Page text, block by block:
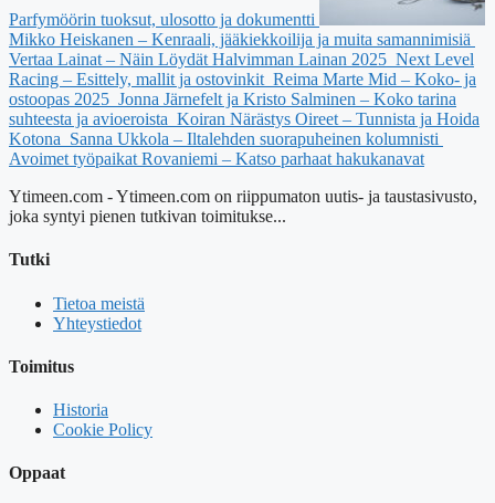
Parfymöörin tuoksut, ulosotto ja dokumentti
Mikko Heiskanen – Kenraali, jääkiekkoilija ja muita samannimisiä
Vertaa Lainat – Näin Löydät Halvimman Lainan 2025 Next Level
Racing – Esittely, mallit ja ostovinkit Reima Marte Mid – Koko- ja
ostoopas 2025 Jonna Järnefelt ja Kristo Salminen – Koko tarina
suhteesta ja avioeroista Koiran Närästys Oireet – Tunnista ja Hoida
Kotona Sanna Ukkola – Iltalehden suorapuheinen kolumnisti
Avoimet työpaikat Rovaniemi – Katso parhaat hakukanavat
Ytimeen.com - Ytimeen.com on riippumaton uutis- ja taustasivusto,
joka syntyi pienen tutkivan toimitukse...
Tutki
Tietoa meistä
Yhteystiedot
Toimitus
Historia
Cookie Policy
Oppaat